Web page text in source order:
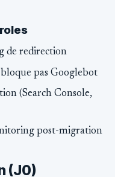
de redirection
pas Googlebot
(Search Console,
post-migration
(J0)